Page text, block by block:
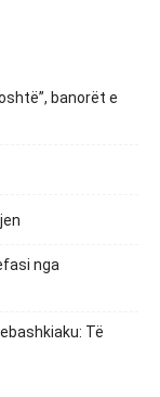
banorët e
nga
Të